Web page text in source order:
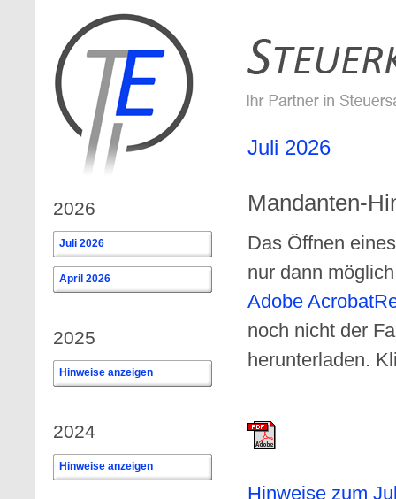
Juli 2026
2026
Juli 2026
April 2026
2025
Hinweise anzeigen
2024
Hinweise anzeigen
Mandanten-
Das Öffnen
nur dann
Adobe
noch nicht der
herunterladen.
Hinweise zum